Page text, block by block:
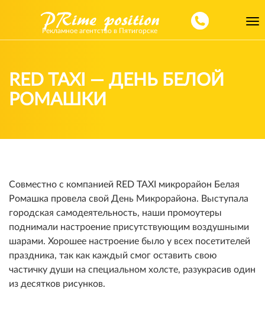
Рекламное агентство в Пятигорске
RED TAXI — ДЕНЬ БЕЛОЙ
РОМАШКИ
Совместно с компанией RED TAXI микрорайон Белая
Ромашка провела свой День Микрорайона. Выступала
городская самодеятельность, наши промоутеры
поднимали настроение присутствующим воздушными
шарами. Хорошее настроение было у всех посетителей
праздника, так как каждый смог оставить свою
частичку души на специальном холсте, разукрасив один
из десятков рисунков.